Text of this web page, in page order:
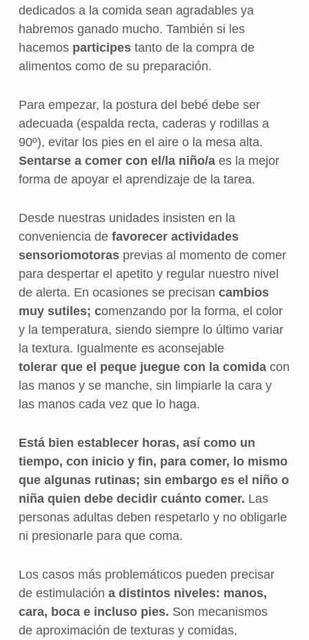
dedicados a la comida sean agradables ya
habremos ganado mucho. También si les
hacemos participes tanto de la compra de
alimentos como de su preparación.
Para empezar, la postura del bebé debe ser
adecuada (espalda recta, caderas y rodillas a
90º), evitar los pies en el aire o la mesa alta.
Sentarse a comer con el/la niño/a es la mejor
forma de apoyar el aprendizaje de la tarea.
Desde nuestras unidades insisten en la
conveniencia de favorecer actividades
sensoriomotorasprevias al momento de comer
para despertar el apetito y regular nuestro nivel
de alerta. En ocasiones se precisan cambios
muy sutiles; comenzando por la forma, el color
y la temperatura, siendo siempre lo último variar
la textura. Igualmente es aconsejable
tolerar que el peque juegue con la comidacon
las manos y se manche, sin limpiarle la cara y
las manos cada vez que lo haga.
Está bien establecer horas, así como un
tiempo, con inicio y fin, para comer, lo mismo
que algunas rutinas; sin embargo es el niño o
niña quien debe decidir cuánto comer. Las
personas adultas deben respetarlo y no obligarle
ni presionarle para que coma.
Los casos más problemáticos pueden precisar
de estimulación a distintos niveles: manos,
cara, boca e incluso pies. Son mecanismos
de aproximación de texturas y comidas,